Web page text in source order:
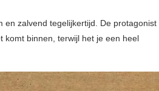
en zalvend tegelijkertijd. De protagonist
komt binnen, terwijl het je een heel